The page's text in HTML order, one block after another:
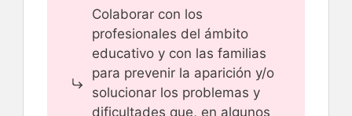
Colaborar con los
profesionales del ámbito
educativo y con las familias
para prevenir la aparición y/o
solucionar los problemas y
dificultades que, en algunos